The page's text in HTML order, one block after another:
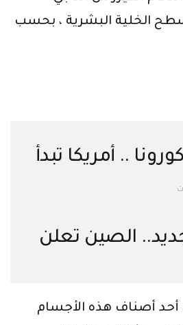
الخلية البشرية ، بحسب
.. أمريكا تبدأ
السريرية للعقار
الصين تعلن
لعلاج فيروس
في أسرع وقت
أحد أصناف هذه الأجسام